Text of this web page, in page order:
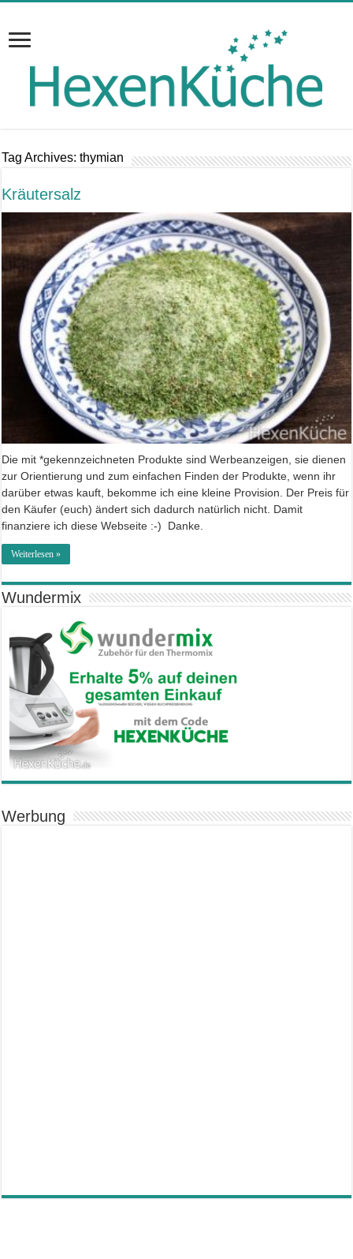
Tag Archives:thymian
Kräutersalz
Die mit *gekennzeichneten Produkte sind Werbeanzeigen, sie dienen
zur Orientierung und zum einfachen Finden der Produkte, wenn ihr
darüber etwas kauft, bekomme ich eine kleine Provision. Der Preis für
den Käufer (euch) ändert sich dadurch natürlich nicht. Damit
finanziere ich diese Webseite :-) Danke.
Weiterlesen »
Wundermix
Werbung